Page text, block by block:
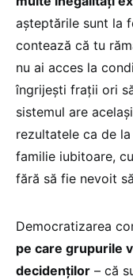
așteptările sunt la
contează că tu
nu ai acces la
îngrijești frații ori
sistemul are
rezultatele ca de
familie iubitoare,
fără să fie nevoit
Democratizarea
pe care grupurile
decidenților – că